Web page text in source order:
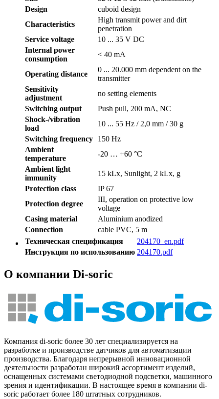
Design
cuboid design
Characteristics
High transmit power and dirt
penetration
Service voltage
10 ... 35 V DC
Internal power
consumption
< 40 mA
Operating distance
0 ... 20.000 mm dependent on the
transmitter
Sensitivity
adjustment
no setting elements
Switching output
Push pull, 200 mA, NC
Shock-/vibration
load
10 ... 55 Hz / 2,0 mm / 30 g
Switching frequency
150 Hz
Ambient
temperature
-20 … +60 °C
Ambient light
immunity
15 kLx, Sunlight, 2 kLx, g
Protection class
IP 67
Protection degree
III, operation on protective low
voltage
Casing material
Aluminium anodized
Connection
cable PVC, 5 m
Техническая спецификация
204170_en.pdf
Инструкция по использованию 204170.pdf
О компании Di-soric
Компания di-soric более 30 лет специализируется на
разработке и производстве датчиков для автоматизации
производства. Благодаря непрерывной инновационной
деятельности разработан широкий ассортимент изделий,
оснащенных системами светодиодной подсветки, машинного
зрения и идентификации. В настоящее время в компании di-
soric работает более 180 штатных сотрудников.